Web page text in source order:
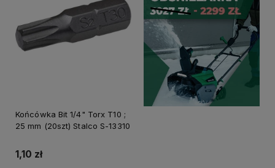
Końcówka Bit 1/4" Torx T10 ;
25 mm (20szt) Stalco S-13310
1,10 zł